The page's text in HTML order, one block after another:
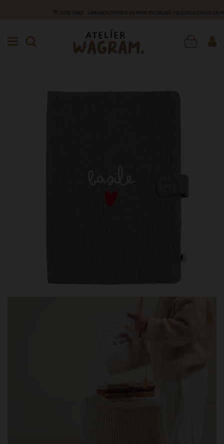
CODE "FREE" : LIVRAISON OFFERTE EN POINT RELAIS DÈS 100 EUROS D'ACHAT EN